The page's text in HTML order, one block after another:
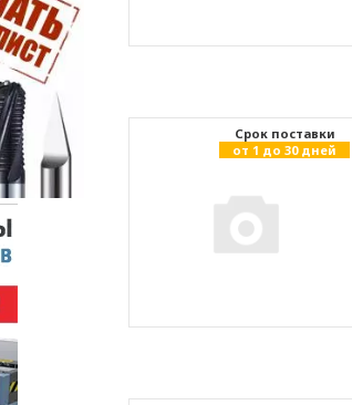
Cрок поставки
от 1 до 30 дней